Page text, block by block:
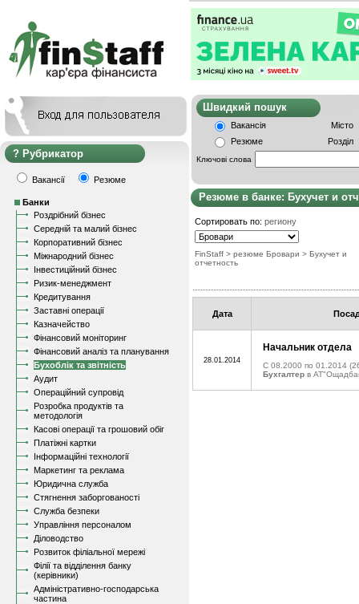
Рубрикатор
Вакансії Резюме
Банки
Роздрібний бізнес
Середній та малий бізнес
Корпоративний бізнес
Міжнародний бізнес
Інвестиційний бізнес
Ризик-менеджмент
Кредитування
Заставні операції
Казначейство
Фінансовий моніторинг
Фінансовий аналіз та планування
Бухоблік та звітність
Аудит
Операційний супровід
Розробка продуктів та
методологія
Касові операції та грошовий обіг
Платіжні картки
Інформаційні технології
Маркетинг та реклама
Юридична служба
Стягнення заборгованості
Служба безпеки
Управління персоналом
Діловодство
Розвиток філіальної мережі
Філії та відділення банку
(керівники)
Адміністративно-господарська
частина
Швидкий
Вакансія
Місто
Резюме
Розділ
Ключові слова
Резюме в банке: Бухучет и
Сортировать по: региону
FinStaff > резюме Бровари > Бухучет и
отчетность
Дата
28.01.2014
Начальник отдела
C 08.2000 по 01.2014
Бухгалтер в